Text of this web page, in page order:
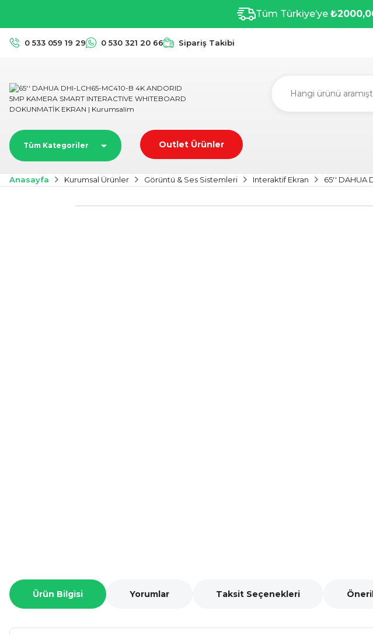
Tüm Türkiye’ye
0 533 059 19 29 0 530 321 20 66 Sipariş Takibi
Tüm Kategoriler Outlet Ürünler
Anasayfa Kurumsal Ürünler Görüntü & Ses Sistemleri Interaktif Ekran 65'' DAHUA
Ürün Bilgisi Yorumlar Taksit Seçenekleri